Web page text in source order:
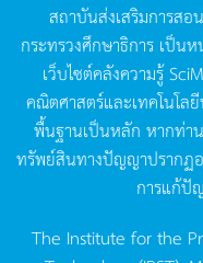
สถาบันส่งเสริมการสอ
กระทรวงศึกษาธิการ เป็นห
เว็บไซต์คลังความรู้
คณิตศาสตร์และเทคโนโล
พื้นฐานเป็นหลัก หากท่า
ทรัพย์สินทางปัญญาปรากฏ
การแก้ปั
The Institute for the